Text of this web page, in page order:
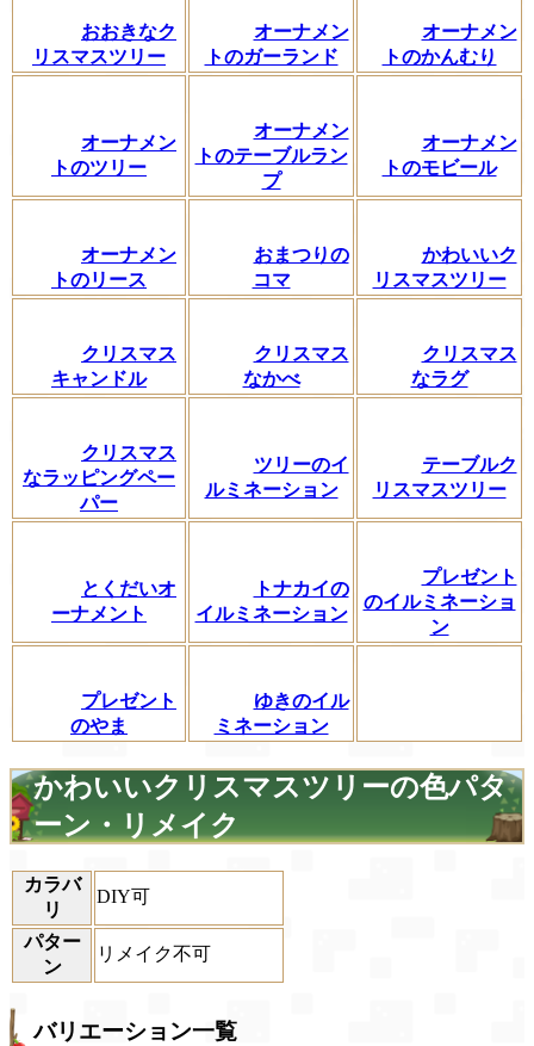
おおきなク
リスマスツリー
オーナメン
トのガーランド
オーナメン
トのかんむり
オーナメン
トのツリー
オーナメン
トのテーブルラン
プ
オーナメン
トのモビール
オーナメン
トのリース
おまつりの
コマ
かわいいク
リスマスツリー
クリスマス
キャンドル
クリスマス
なかべ
クリスマス
なラグ
クリスマス
なラッピングペー
パー
ツリーのイ
ルミネーション
テーブルク
リスマスツリー
とくだいオ
ーナメント
トナカイの
イルミネーション
プレゼント
のイルミネーショ
ン
プレゼント
のやま
ゆきのイル
ミネーション
かわいいクリスマスツリーの色パタ
ーン・リメイク
カラバ
リ
DIY可
パター
ン
リメイク不可
バリエーション一覧